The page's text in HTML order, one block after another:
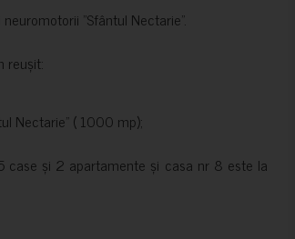
”Sfântul Nectarie”.
reușit:
Nectarie” ( 1000 mp);
case și 2 apartamente și casa nr 8 este la